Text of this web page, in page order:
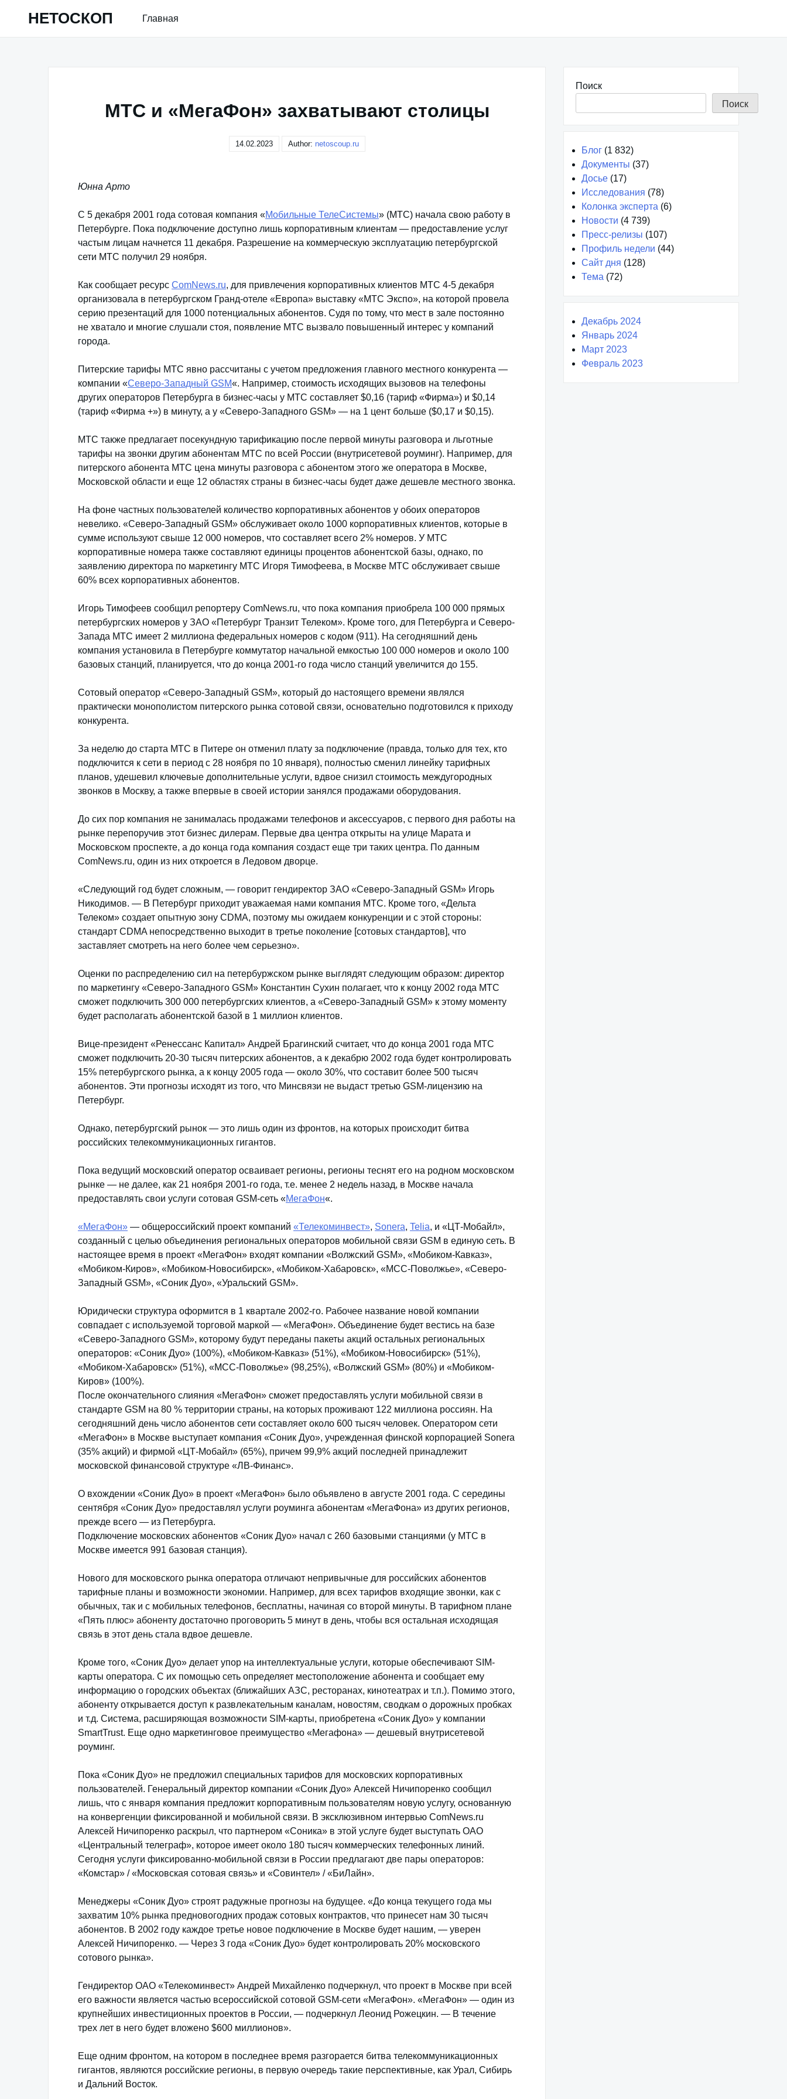
НЕТОСКОП Главная
МТС и «МегаФон» захватывают столицы
14.02.2023 Author: netoscoup.ru
Юнна Арто
С 5 декабря 2001 года сотовая компания «Мобильные ТелеСистемы» (МТС) начала свою работу в
Петербурге. Пока подключение доступно лишь корпоративным клиентам — предоставление услуг
частым лицам начнется 11 декабря. Разрешение на коммерческую эксплуатацию петербургской
сети МТС получил 29 ноября.
Как сообщает ресурс ComNews.ru, для привлечения корпоративных клиентов МТС 4-5 декабря
организовала в петербургском Гранд-отеле «Европа» выставку «МТС Экспо», на которой провела
серию презентаций для 1000 потенциальных абонентов. Судя по тому, что мест в зале постоянно
не хватало и многие слушали стоя, появление МТС вызвало повышенный интерес у компаний
города.
Питерские тарифы МТС явно рассчитаны с учетом предложения главного местного конкурента —
компании «Северо-Западный GSM«. Например, стоимость исходящих вызовов на телефоны
других операторов Петербурга в бизнес-часы у МТС составляет $0,16 (тариф «Фирма») и $0,14
(тариф «Фирма +») в минуту, а у «Северо-Западного GSM» — на 1 цент больше ($0,17 и $0,15).
МТС также предлагает посекундную тарификацию после первой минуты разговора и льготные
тарифы на звонки другим абонентам МТС по всей России (внутрисетевой роуминг). Например, для
питерского абонента МТС цена минуты разговора с абонентом этого же оператора в Москве,
Московской области и еще 12 областях страны в бизнес-часы будет даже дешевле местного звонка.
На фоне частных пользователей количество корпоративных абонентов у обоих операторов
невелико. «Северо-Западный GSM» обслуживает около 1000 корпоративных клиентов, которые в
сумме используют свыше 12 000 номеров, что составляет всего 2% номеров. У МТС
корпоративные номера также составляют единицы процентов абонентской базы, однако, по
заявлению директора по маркетингу МТС Игоря Тимофеева, в Москве МТС обслуживает свыше
60% всех корпоративных абонентов.
Игорь Тимофеев сообщил репортеру ComNews.ru, что пока компания приобрела 100 000 прямых
петербургских номеров у ЗАО «Петербург Транзит Телеком». Кроме того, для Петербурга и Северо-
Запада МТС имеет 2 миллиона федеральных номеров с кодом (911). На сегодняшний день
компания установила в Петербурге коммутатор начальной емкостью 100 000 номеров и около 100
базовых станций, планируется, что до конца 2001-го года число станций увеличится до 155.
Сотовый оператор «Северо-Западный GSM», который до настоящего времени являлся
практически монополистом питерского рынка сотовой связи, основательно подготовился к приходу
конкурента.
За неделю до старта МТС в Питере он отменил плату за подключение (правда, только для тех, кто
подключится к сети в период с 28 ноября по 10 января), полностью сменил линейку тарифных
планов, удешевил ключевые дополнительные услуги, вдвое снизил стоимость междугородных
звонков в Москву, а также впервые в своей истории занялся продажами оборудования.
До сих пор компания не занималась продажами телефонов и аксессуаров, с первого дня работы на
рынке перепоручив этот бизнес дилерам. Первые два центра открыты на улице Марата и
Московском проспекте, а до конца года компания создаст еще три таких центра. По данным
ComNews.ru, один из них откроется в Ледовом дворце.
«Следующий год будет сложным, — говорит гендиректор ЗАО «Северо-Западный GSM» Игорь
Никодимов. — В Петербург приходит уважаемая нами компания МТС. Кроме того, «Дельта
Телеком» создает опытную зону CDMA, поэтому мы ожидаем конкуренции и с этой стороны:
стандарт CDMA непосредственно выходит в третье поколение [сотовых стандартов], что
заставляет смотреть на него более чем серьезно».
Оценки по распределению сил на петербуржском рынке выглядят следующим образом: директор
по маркетингу «Северо-Западного GSM» Константин Сухин полагает, что к концу 2002 года МТС
сможет подключить 300 000 петербургских клиентов, а «Северо-Западный GSM» к этому моменту
будет располагать абонентской базой в 1 миллион клиентов.
Вице-президент «Ренессанс Капитал» Андрей Брагинский считает, что до конца 2001 года МТС
сможет подключить 20-30 тысяч питерских абонентов, а к декабрю 2002 года будет контролировать
15% петербургского рынка, а к концу 2005 года — около 30%, что составит более 500 тысяч
абонентов. Эти прогнозы исходят из того, что Минсвязи не выдаст третью GSM-лицензию на
Петербург.
Однако, петербургский рынок — это лишь один из фронтов, на которых происходит битва
российских телекоммуникационных гигантов.
Пока ведущий московский оператор осваивает регионы, регионы теснят его на родном московском
рынке — не далее, как 21 ноября 2001-го года, т.е. менее 2 недель назад, в Москве начала
предоставлять свои услуги сотовая GSM-сеть «МегаФон«.
«МегаФон» — общероссийский проект компаний «Телекоминвест», Sonera, Telia, и «ЦТ-Мобайл»,
созданный с целью объединения региональных операторов мобильной связи GSM в единую сеть. В
настоящее время в проект «МегаФон» входят компании «Волжский GSM», «Мобиком-Кавказ»,
«Мобиком-Киров», «Мобиком-Новосибирск», «Мобиком-Хабаровск», «МСС-Поволжье», «Северо-
Западный GSM», «Соник Дуо», «Уральский GSM».
Юридически структура оформится в 1 квартале 2002-го. Рабочее название новой компании
совпадает с используемой торговой маркой — «МегаФон». Объединение будет вестись на базе
«Северо-Западного GSM», которому будут переданы пакеты акций остальных региональных
операторов: «Соник Дуо» (100%), «Мобиком-Кавказ» (51%), «Мобиком-Новосибирск» (51%),
«Мобиком-Хабаровск» (51%), «МСС-Поволжье» (98,25%), «Волжский GSM» (80%) и «Мобиком-
Киров» (100%).
После окончательного слияния «МегаФон» сможет предоставлять услуги мобильной связи в
стандарте GSM на 80 % территории страны, на которых проживают 122 миллиона россиян. На
сегодняшний день число абонентов сети составляет около 600 тысяч человек. Оператором сети
«МегаФон» в Москве выступает компания «Соник Дуо», учрежденная финской корпорацией Sonera
(35% акций) и фирмой «ЦТ-Мобайл» (65%), причем 99,9% акций последней принадлежит
московской финансовой структуре «ЛВ-Финанс».
О вхождении «Соник Дуо» в проект «МегаФон» было объявлено в августе 2001 года. С середины
сентября «Соник Дуо» предоставлял услуги роуминга абонентам «МегаФона» из других регионов,
прежде всего — из Петербурга.
Подключение московских абонентов «Соник Дуо» начал с 260 базовыми станциями (у МТС в
Москве имеется 991 базовая станция).
Нового для московского рынка оператора отличают непривычные для российских абонентов
тарифные планы и возможности экономии. Например, для всех тарифов входящие звонки, как с
обычных, так и с мобильных телефонов, бесплатны, начиная со второй минуты. В тарифном плане
«Пять плюс» абоненту достаточно проговорить 5 минут в день, чтобы вся остальная исходящая
связь в этот день стала вдвое дешевле.
Кроме того, «Соник Дуо» делает упор на интеллектуальные услуги, которые обеспечивают SIM-
карты оператора. С их помощью сеть определяет местоположение абонента и сообщает ему
информацию о городских объектах (ближайших АЗС, ресторанах, кинотеатрах и т.п.). Помимо этого,
абоненту открывается доступ к развлекательным каналам, новостям, сводкам о дорожных пробках
и т.д. Система, расширяющая возможности SIM-карты, приобретена «Соник Дуо» у компании
SmartTrust. Еще одно маркетинговое преимущество «Мегафона» — дешевый внутрисетевой
роуминг.
Пока «Соник Дуо» не предложил специальных тарифов для московских корпоративных
пользователей. Генеральный директор компании «Соник Дуо» Алексей Ничипоренко сообщил
лишь, что с января компания предложит корпоративным пользователям новую услугу, основанную
на конвергенции фиксированной и мобильной связи. В эксклюзивном интервью ComNews.ru
Алексей Ничипоренко раскрыл, что партнером «Соника» в этой услуге будет выступать ОАО
«Центральный телеграф», которое имеет около 180 тысяч коммерческих телефонных линий.
Сегодня услуги фиксированно-мобильной связи в России предлагают две пары операторов:
«Комстар» / «Московская сотовая связь» и «Совинтел» / «БиЛайн».
Менеджеры «Соник Дуо» строят радужные прогнозы на будущее. «До конца текущего года мы
захватим 10% рынка предновогодних продаж сотовых контрактов, что принесет нам 30 тысяч
абонентов. В 2002 году каждое третье новое подключение в Москве будет нашим, — уверен
Алексей Ничипоренко. — Через 3 года «Соник Дуо» будет контролировать 20% московского
сотового рынка».
Гендиректор ОАО «Телекоминвест» Андрей Михайленко подчеркнул, что проект в Москве при всей
его важности является частью всероссийской сотовой GSM-сети «МегаФон». «МегаФон» — один из
крупнейших инвестиционных проектов в России, — подчеркнул Леонид Рожецкин. — В течение
трех лет в него будет вложено $600 миллионов».
Еще одним фронтом, на котором в последнее время разгорается битва телекоммуникационных
гигантов, являются российские регионы, в первую очередь такие перспективные, как Урал, Сибирь
и Дальний Восток.
Поиск
Поиск
Блог (1 832)
Документы (37)
Досье (17)
Исследования (78)
Колонка эксперта (6)
Новости (4 739)
Пресс-релизы (107)
Профиль недели (44)
Сайт дня (128)
Тема (72)
Декабрь 2024
Январь 2024
Март 2023
Февраль 2023